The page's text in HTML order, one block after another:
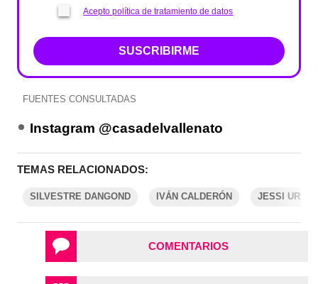
Acepto política de tratamiento de datos
SUSCRIBIRME
FUENTES CONSULTADAS
Instagram @casadelvallenato
TEMAS RELACIONADOS:
SILVESTRE DANGOND IVÁN CALDERÓN JESSI URIBE
COMENTARIOS